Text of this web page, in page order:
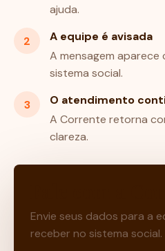
ajuda.
2
A equipe é avisada
A mensagem
sistema social.
3
O atendimento
A Corrente retorna
clareza.
Envie seus dados para a
receber no sistema social.